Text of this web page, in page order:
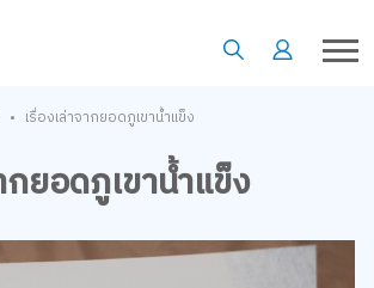
• เรื่องเล่าจากยอดภูเขาน้ำแข็ง
กยอดภูเขาน้ำแข็ง